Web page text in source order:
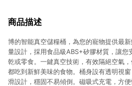
商品描述
博的智能真空儲糧桶，為您的寵物提供最
量設計，採用食品級ABS+矽膠材質，讓您
乾或零食。一鍵真空技術，有效隔絕空氣
都吃到新鮮美味的食物。桶身設有透明視
滑設計，穩固不易傾倒。磁吸式充電，方